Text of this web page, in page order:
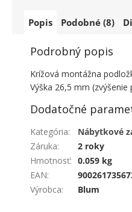
Popis Podobné (8)
Podrobný popis
Krížová montážna
Výška 26,5 mm
Dodatočné
Kategória:
Nábytkové
Záruka:
2 roky
Hmotnosť: 0.059 kg
EAN:
Výrobca: Blum